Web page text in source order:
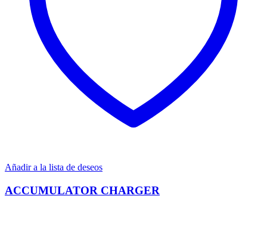
Añadir a la lista de deseos
ACCUMULATOR CHARGER